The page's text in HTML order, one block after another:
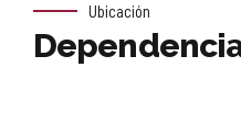
Ubicación